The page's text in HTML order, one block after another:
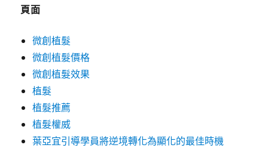
頁面
微創植髮
微創植髮價格
微創植髮效果
植髮
植髮推薦
植髮權威
葉亞宜引導學員將逆境轉化為顯化的最佳時機